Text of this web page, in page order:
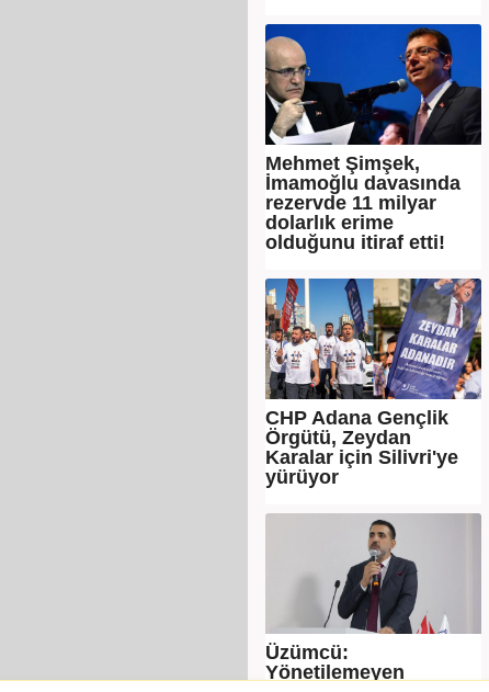
Mehmet Şimşek,
İmamoğlu davasında
rezervde 11 milyar
dolarlık erime
olduğunu itiraf etti!
CHP Adana Gençlik
Örgütü, Zeydan
Karalar için Silivri'ye
yürüyor
Üzümcü:
Yönetilemeyen